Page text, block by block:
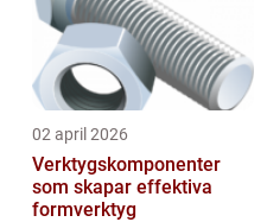
02 april 2026
Verktygskomponenter
som skapar effektiva
formverktyg